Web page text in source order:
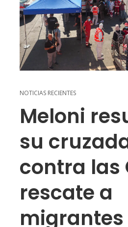
NOTICIAS RECIENTES
Meloni
su
contra las
rescate a
migrantes